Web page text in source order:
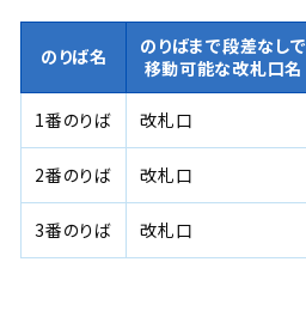
のりば名
のりばまで段差なしで
移動可能な改札口名
1番のりば 改札口
2番のりば 改札口
3番のりば 改札口